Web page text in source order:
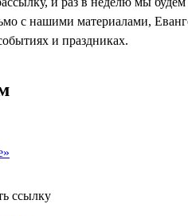
с нашими материалами,
и праздниках.